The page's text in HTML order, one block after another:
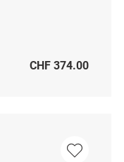
CHF 374.00